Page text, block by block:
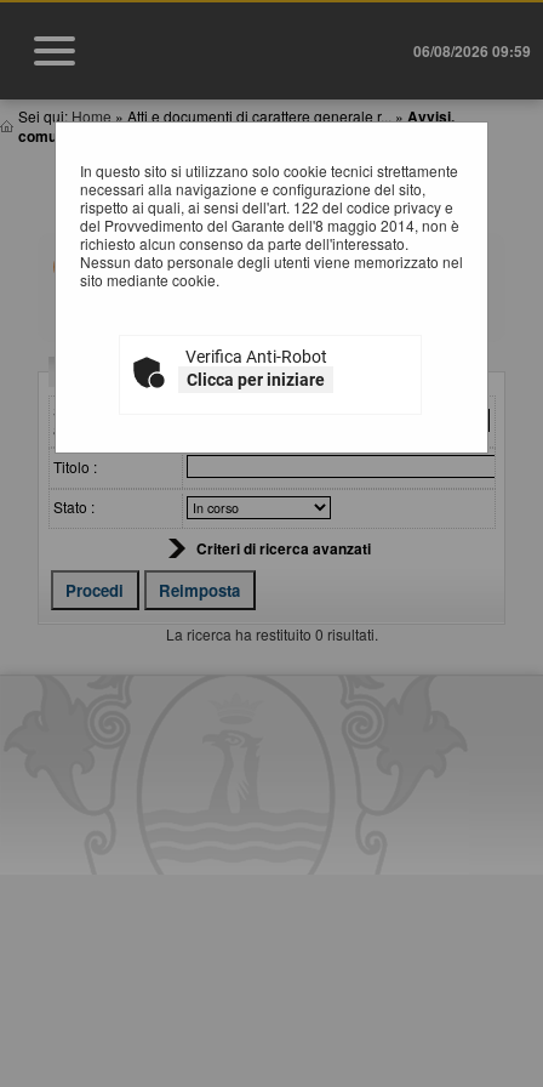
06/08/2026 09:59
Sei qui: Home » Atti e documenti di carattere generale r... » Avvisi,
comunicazioni e atti di caratter...
In questo sito si utilizzano solo cookie tecnici strettamente
necessari alla navigazione e configurazione del sito,
rispetto ai quali, ai sensi dell'art. 122 del codice privacy e
del Provvedimento del Garante dell'8 maggio 2014, non è
richiesto alcun consenso da parte dell'interessato.
Nessun dato personale degli utenti viene memorizzato nel
sito mediante cookie.
Verifica Anti-Robot
Clicca per iniziare
AVVISI, COMUNICAZIONI E ATTI DI CARATTERE
GENERALE
All'interno di questa sezione è possibile consultare
avvisi, atti e documenti di carattere generale riferiti a
tutte le procedure, quali ad esempio la documentazione
lavori (con le eventuali opere incompiute) e dei servizi e
forniture, ecc.
Per ciascuna pubblicazione sono consultabili i relativi
Criteri di ricerca
Stazione
appaltante :
Titolo :
Stato :
Criteri di ricerca avanzati
La ricerca ha restituito 0 risultati.